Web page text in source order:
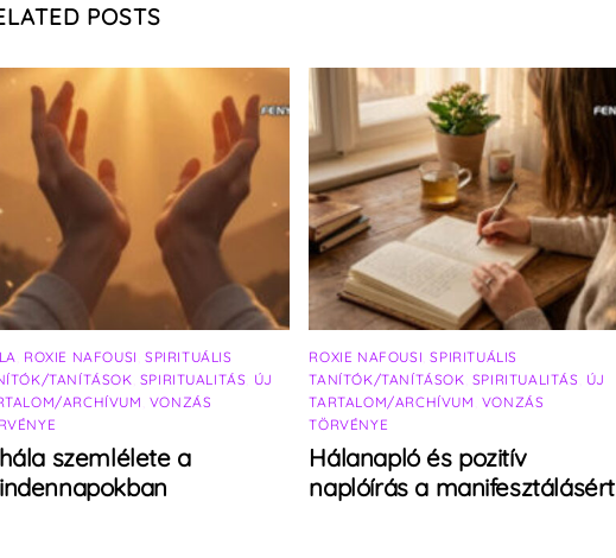
POSTS
ROXIE NAFOUSI SPIRITUÁLIS
TANÍTÁSOK SPIRITUALITÁS ÚJ
ARCHÍVUM VONZÁS
szemlélete a
ROXIE NAFOUSI ,SPIRITUÁLIS
TANÍTÓK/TANÍTÁSOK SPIRITUALITÁS ÚJ
TARTALOM/ARCHÍVUM VONZÁS
TÖRVÉNYE
Hálanapló és pozitív
naplóírás a manifesztálásért